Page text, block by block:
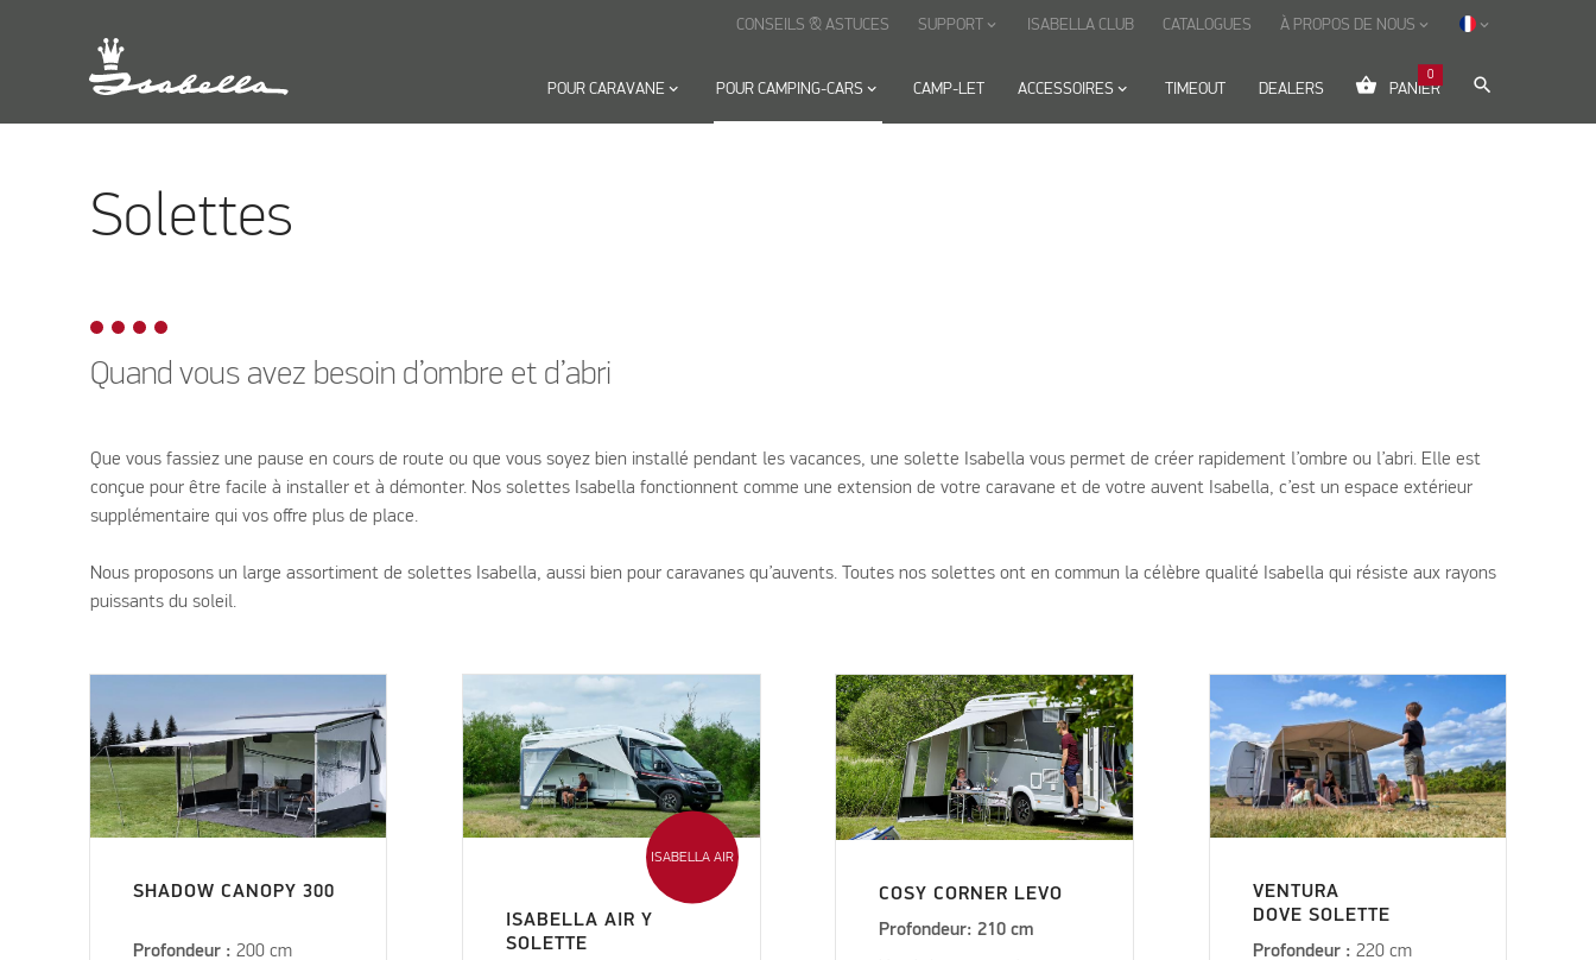
POUR CARAVANE keyboard_arrow_down POUR CAMPING-CARSkeyboard_arrow_down CAMP-LET ACCESSOIRES keyboard_arrow_down TIMEOUT DEALERS shopping_basket PANIER
0
search
CONSEILS & ASTUCES SUPPORT keyboard_arrow_down ISABELLA CLUB CATALOGUES À PROPOS DE NOUS keyboard_arrow_down keyboard_arrow_down
Solettes
Quand vous avez besoin d’ombre et d’abri
Que vous fassiez une pause en cours de route ou que vous soyez bien installé pendant les vacances, une solette Isabella vous permet de créer rapidement l’ombre ou l’abri. Elle est
conçue pour être facile à installer et à démonter. Nos solettes Isabella fonctionnent comme une extension de votre caravane et de votre auvent Isabella, c’est un espace extérieur
supplémentaire qui vos offre plus de place.
Nous proposons un large assortiment de solettes Isabella, aussi bien pour caravanes qu’auvents. Toutes nos solettes ont en commun la célèbre qualité Isabella qui résiste aux rayons
puissants du soleil.
SHADOW CANOPY 300
Profondeur : 200 cm
ISABELLA AIR
ISABELLA AIR Y
SOLETTE
COSY CORNER LEVO
Profondeur: 210 cm
VENTURA
DOVE SOLETTE
Profondeur : 220 cm